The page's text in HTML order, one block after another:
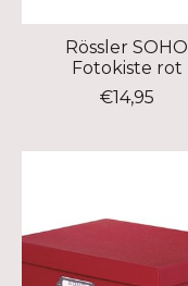
Rössler SOHO
Fotokiste rot
€14,95